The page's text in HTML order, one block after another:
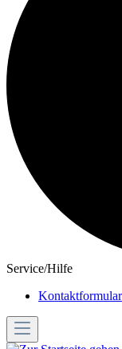
Service/Hilfe
Kontaktformular